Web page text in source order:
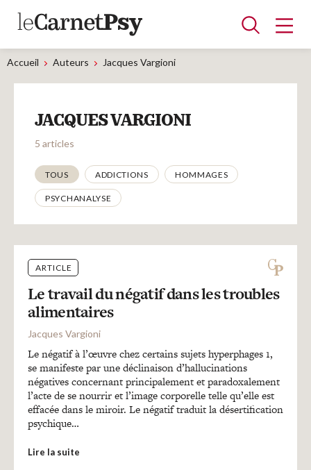
Articles
A la une
Adolescence
Dispositif
Enfance
Périnatalité
Psychanalyse
Psychopathologie
Soin
Dossiers
Blocs-notes
Recherches
Entretiens
Revues
Colloque
Accueil Auteurs Jacques Vargioni
JACQUES VARGIONI
5 articles
Thématiques
TOUS ADDICTIONS HOMMAGES
PSYCHANALYSE
ARTICLE
Le travail du négatif dans les troubles
alimentaires
Jacques Vargioni
Le négatif à l’œuvre chez certains sujets hyperphages 1,
se manifeste par une déclinaison d’hallucinations
négatives concernant principalement et paradoxalement
l’acte de se nourrir et l’image corporelle telle qu’elle est
effacée dans le miroir. Le négatif traduit la désertification
psychique…
Lire la suite